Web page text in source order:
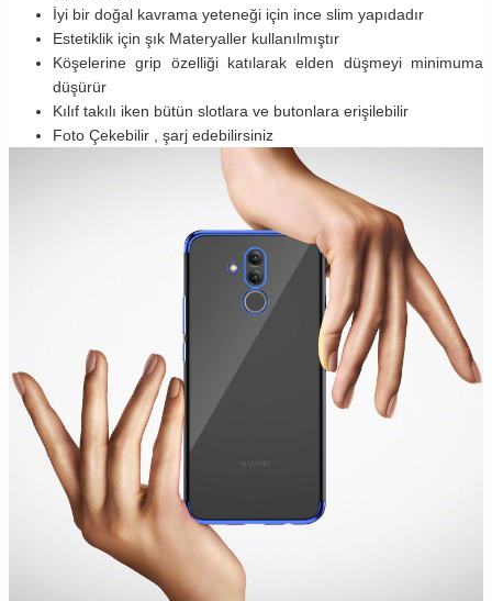
İyi bir doğal kavrama yeteneği için ince slim yapıdadır
Estetiklik için şık Materyaller kullanılmıştır
Köşelerine grip özelliği katılarak elden düşmeyi minimuma
düşürür
Kılıf takılı iken bütün slotlara ve butonlara erişilebilir
Foto Çekebilir , şarj edebilirsiniz